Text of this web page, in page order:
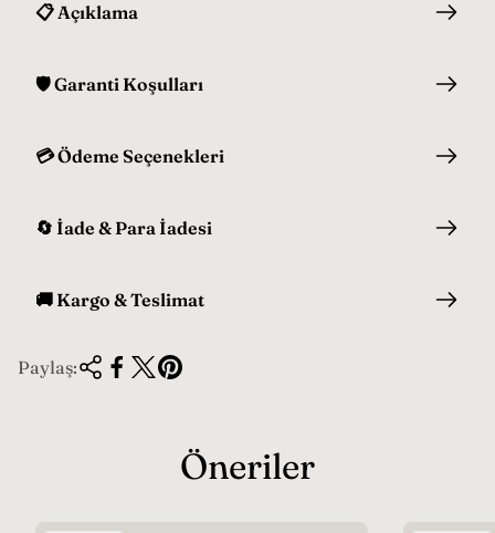
📋 Açıklama
🛡️ Garanti Koşulları
💳 Ödeme Seçenekleri
🔄 İade & Para İadesi
🚚 Kargo & Teslimat
Paylaş:
Öneriler